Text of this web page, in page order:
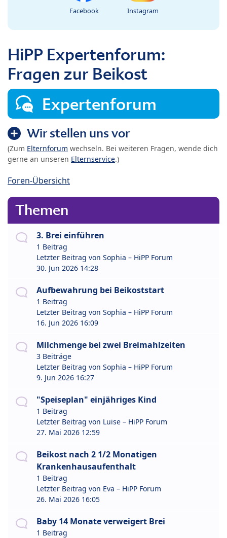
Facebook Instagram
HiPP Expertenforum:
Fragen zur Beikost
Expertenforum
Wir stellen uns vor
(Zum Elternforum wechseln. Bei weiteren Fragen, wende dich
gerne an unseren Elternservice.)
Foren-Übersicht
Themen
3. Brei einführen
1 Beitrag
Letzter Beitrag von Sophia – HiPP Forum
30. Jun 2026 14:28
Aufbewahrung bei Beikoststart
1 Beitrag
Letzter Beitrag von Sophia – HiPP Forum
16. Jun 2026 16:09
Milchmenge bei zwei Breimahlzeiten
3 Beiträge
Letzter Beitrag von Sophia – HiPP Forum
9. Jun 2026 16:27
"Speiseplan" einjähriges Kind
1 Beitrag
Letzter Beitrag von Luise – HiPP Forum
27. Mai 2026 12:59
Beikost nach 2 1/2 Monatigen
Krankenhausaufenthalt
1 Beitrag
Letzter Beitrag von Eva – HiPP Forum
26. Mai 2026 16:05
Baby 14 Monate verweigert Brei
1 Beitrag